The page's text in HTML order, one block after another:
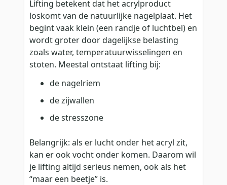
Lifting betekent dat het acrylproduct
loskomt van de natuurlijke nagelplaat. Het
begint vaak klein (een randje of luchtbel) en
wordt groter door dagelijkse belasting
zoals water, temperatuurwisselingen en
stoten. Meestal ontstaat lifting bij:
de nagelriem
de zijwallen
de stresszone
Belangrijk: als er lucht onder het acryl zit,
kan er ook vocht onder komen. Daarom wil
je lifting altijd serieus nemen, ook als het
“maar een beetje” is.